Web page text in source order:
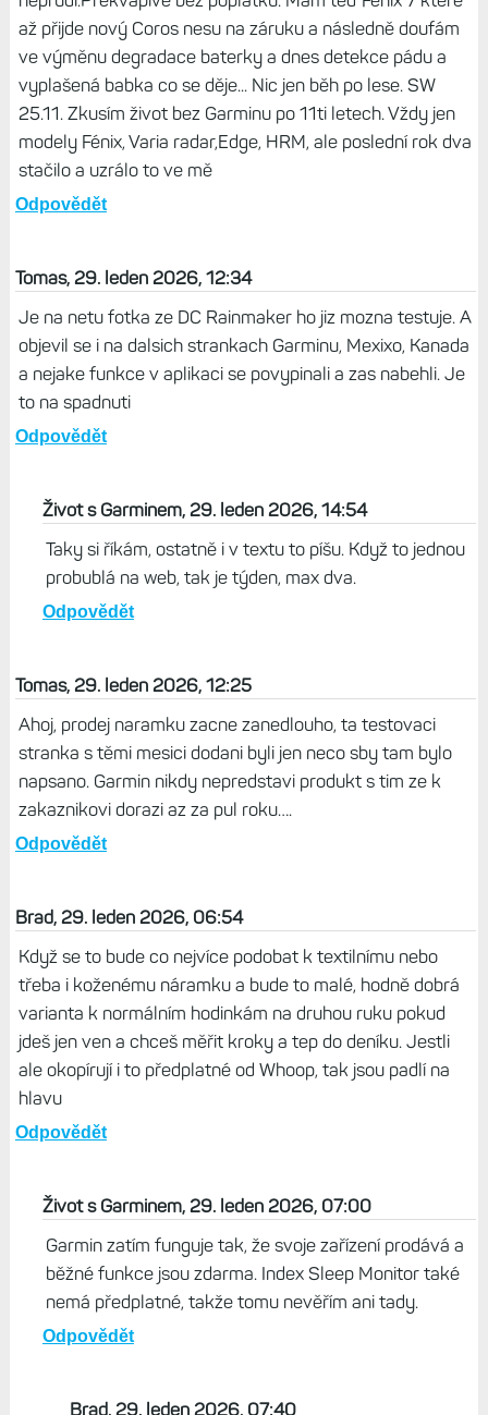
trebas za par let...
Odpovědět
Luboš , 29. leden 2026, 15:28
Vlastním Helio Strap několik měsíců a jsem nadšený jen
Gamechanger. Sporttester jen na aktivitu monitoring 24/7
neprudi.Prekvapive bez poplatku. Mám teď Fénix 7 které
ve výměnu degradace baterky a dnes detekce pádu a
vyplašená babka co se děje... Nic jen běh po lese. SW
25.11. Zkusím život bez Garminu po 11ti letech. Vždy jen
modely Fénix, Varia radar,Edge, HRM, ale poslední rok dva
stačilo a uzrálo to ve mě
Tomas, 29. leden 2026, 12:34
Je na netu fotka ze DC Rainmaker ho jiz mozna testuje. A
objevil se i na dalsich strankach Garminu, Mexixo, Kanada
to na spadnuti
Život s Garminem, 29. leden 2026, 14:54
Taky si říkám, ostatně i v textu to píšu. Když to jednou
probublá na web, tak je týden, max dva.
Tomas, 29. leden 2026, 12:25
Ahoj, prodej naramku zacne zanedlouho, ta testovaci
stranka s těmi mesici dodani byli jen neco sby tam bylo
napsano. Garmin nikdy nepredstavi produkt s tim ze k
zakaznikovi dorazi az za pul roku….
Brad, 29. leden 2026, 06:54
třeba i koženému náramku a bude to malé, hodně dobrá
varianta k normálním hodinkám na druhou ruku pokud
jdeš jen ven a chceš měřit kroky a tep do deníku. Jestli
ale okopírují i to předplatné od Whoop, tak jsou padlí na
Odpovědět